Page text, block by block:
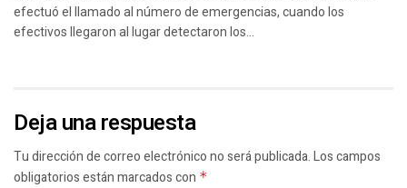
efectuó el llamado al número de emergencias, cuando los
efectivos llegaron al lugar detectaron los...
Deja una respuesta
Tu dirección de correo electrónico no será publicada.Los campos
obligatorios están marcados con *